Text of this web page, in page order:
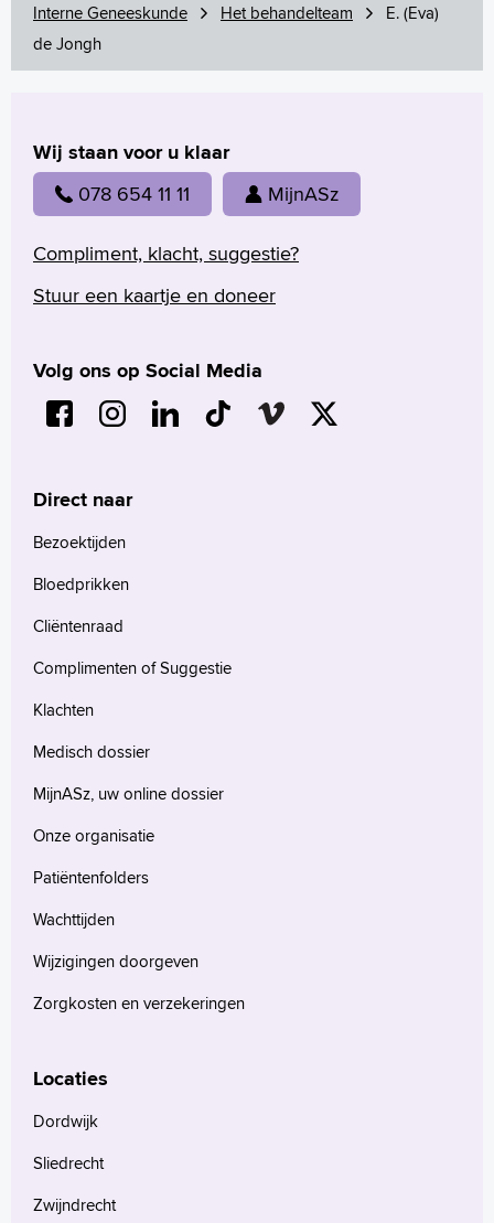
English
Français
Arabisch
Interne Geneeskunde
Het behandelteam
E. (Eva)
de Jongh
Wij staan voor u klaar
078 654 11 11 MijnASz
Compliment, klacht, suggestie?
Stuur een kaartje en doneer
Volg ons op Social Media
Direct naar
Bezoektijden
Bloedprikken
Cliëntenraad
Complimenten of Suggestie
Klachten
Medisch dossier
MijnASz, uw online dossier
Onze organisatie
Patiëntenfolders
Wachttijden
Wijzigingen doorgeven
Zorgkosten en verzekeringen
Locaties
Dordwijk
Sliedrecht
Zwijndrecht